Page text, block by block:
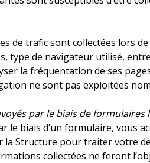
de trafic sont collectées lors
type de navigateur utilisé,
la fréquentation de ses
ne sont pas exploitées
par le biais de formulaires
le biais d’un formulaire,
Structure pour traiter votre
collectées ne feront